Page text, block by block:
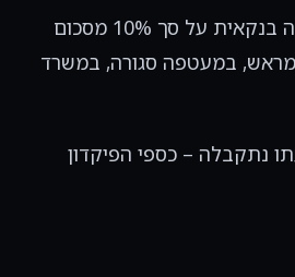
הצעות בכתב בנוסח המצורף למסמכי ההזמנה, ובהתאם להנחיות המכרז, בצירוף המחאה בנקאית על סך 10% מסכום
מראש, במעטפה סגורה, במשרד
נתקבלה – כספי הפיקדון